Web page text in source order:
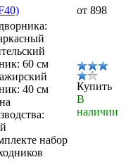
от 898
60 см
40 см
набор
Купить
В
наличии